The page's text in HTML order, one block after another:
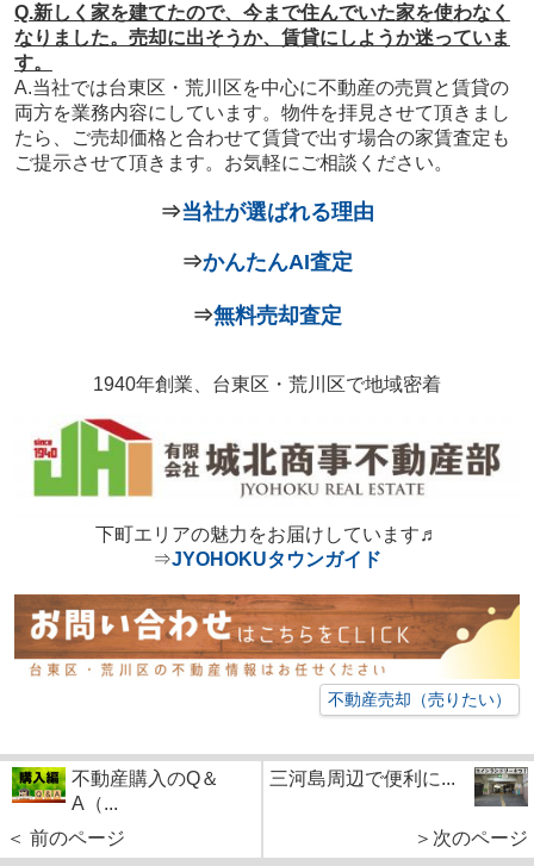
Q.新しく家を建てたので、今まで住んでいた家を使わなく
なりました。売却に出そうか、賃貸にしようか迷っていま
す。
A.当社では台東区・荒川区を中心に不動産の売買と賃貸の
両方を業務内容にしています。物件を拝見させて頂きまし
たら、ご売却価格と合わせて賃貸で出す場合の家賃査定も
ご提示させて頂きます。お気軽にご相談ください。
⇒当社が選ばれる理由
⇒かんたんAI査定
⇒無料売却査定
1940年創業、台東区・荒川区で地域密着
下町エリアの魅力をお届けしています♬
⇒JYOHOKUタウンガイド
不動産売却（売りたい）
不動産購入のQ＆
A（...
＜ 前のページ
三河島周辺で便利に...
＞次のページ